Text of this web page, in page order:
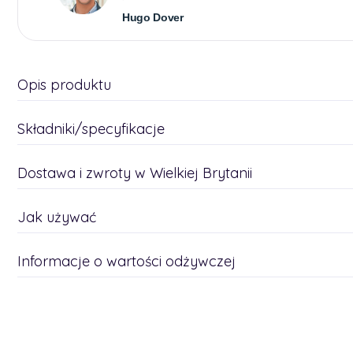
Hugo Dover
Opis produktu
Składniki/specyfikacje
Dostawa i zwroty w Wielkiej Brytanii
Jak używać
Informacje o wartości odżywczej